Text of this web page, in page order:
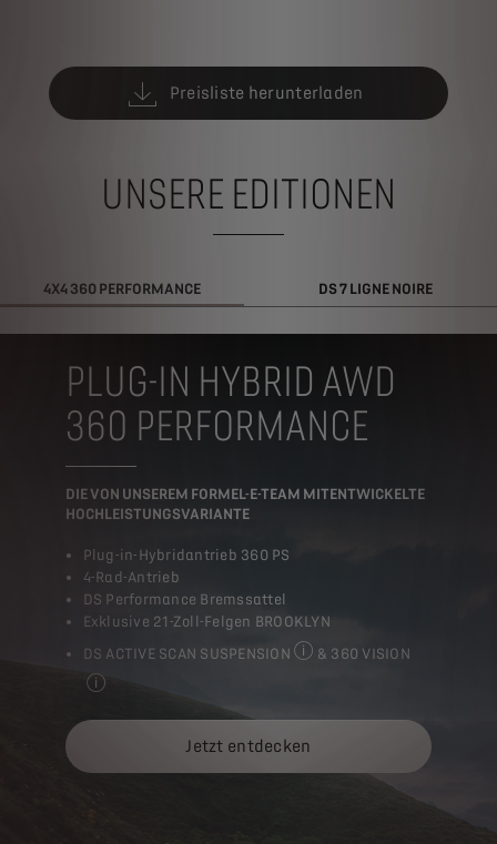
Preisliste herunterladen
UNSERE EDITIONEN
4X4 360 PERFORMANCE DS 7 LIGNE NOIRE
PLUG-IN HYBRID AWD
360 PERFORMANCE
DIE VON UNSEREM FORMEL-E-TEAM MITENTWICKELTE
HOCHLEISTUNGSVARIANTE
Plug-in-Hybridantrieb 360 PS
4-Rad-Antrieb
DS Performance Bremssattel
Exklusive 21-Zoll-Felgen BROOKLYN
DS ACTIVE SCAN SUSPENSION
& 360 VISION
360 VISION nutzt die am Fahrzeug angebrachten
Jetzt entdecken